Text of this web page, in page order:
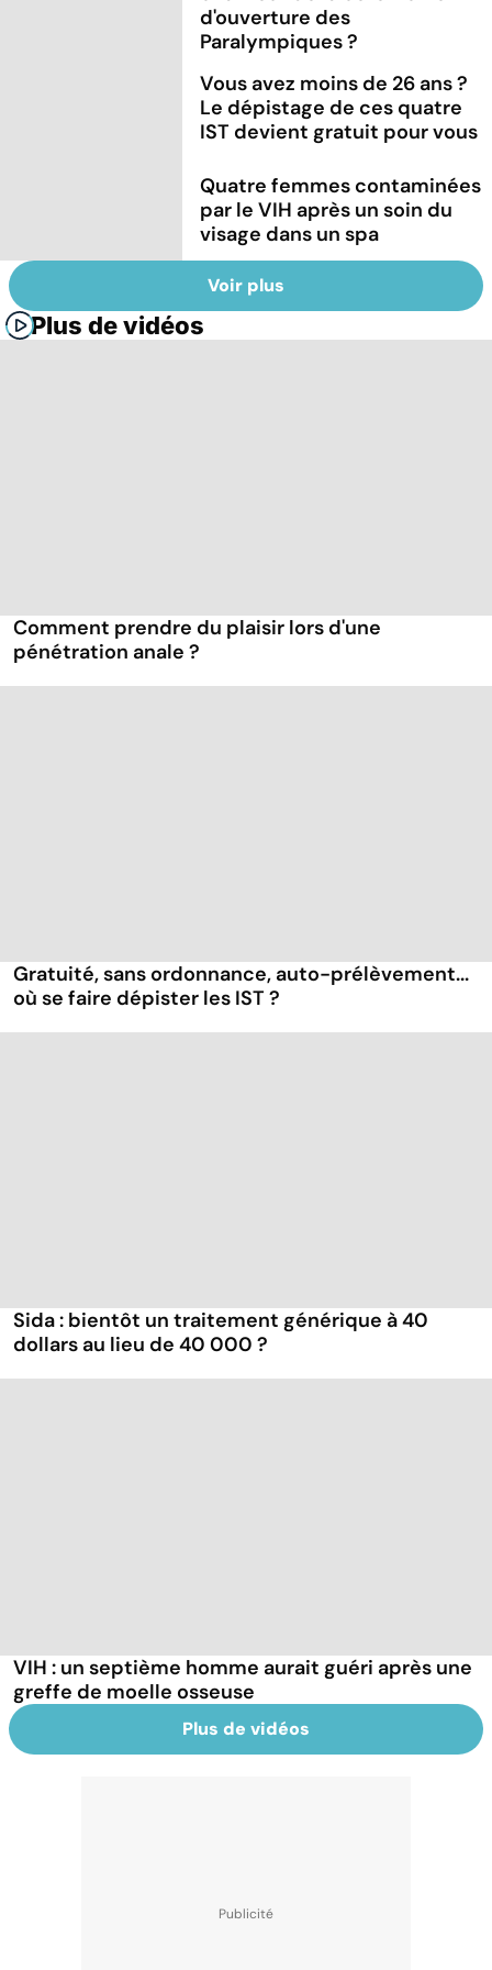
d'ouverture des
Paralympiques ?
Vous avez moins de 26 ans ?
Le dépistage de ces quatre
IST devient gratuit pour vous
Quatre femmes contaminées
par le VIH après un soin du
visage dans un spa
Voir plus
Plus de vidéos
Comment prendre du plaisir lors d'une
pénétration anale ?
Gratuité, sans ordonnance, auto-prélèvement...
où se faire dépister les IST ?
Sida : bientôt un traitement générique à 40
dollars au lieu de 40 000 ?
VIH : un septième homme aurait guéri après une
greffe de moelle osseuse
Plus de vidéos